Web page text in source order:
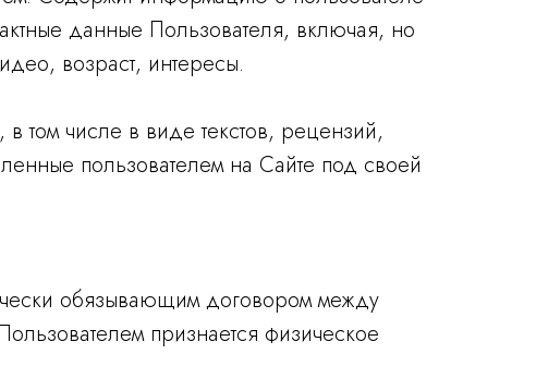
данные Пользователя, включая, но
возраст, интересы.
числе в виде текстов, рецензий,
пользователем на Сайте под своей
обязывающим договором между
признается физическое